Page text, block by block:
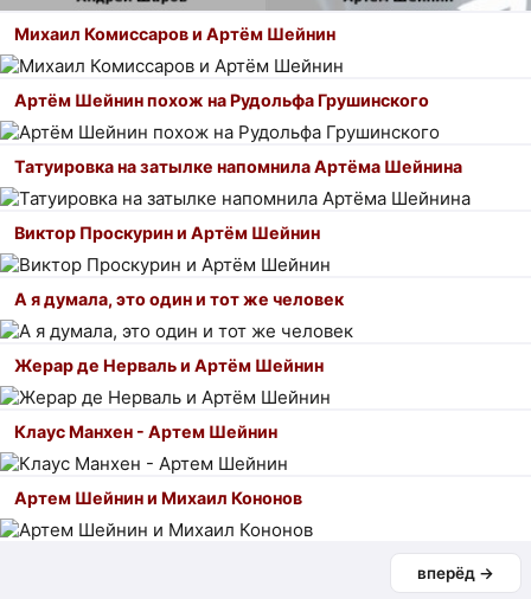
Михаил Комиссаров и Артём Шейнин
Артём Шейнин похож на Рудольфа Грушинского
Татуировка на затылке напомнила Артёма Шейнина
Виктор Проскурин и Артём Шейнин
А я думала, это один и тот же человек
Жерар де Нерваль и Артём Шейнин
Клаус Манхен - Артем Шейнин
Артем Шейнин и Михаил Кононов
вперёд →